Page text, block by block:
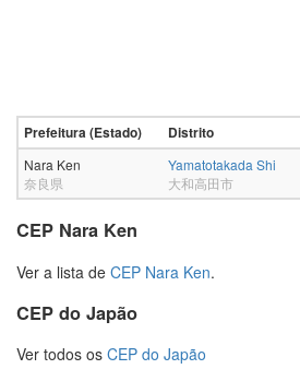
Prefeitura (Estado) Distrito
Nara Ken
奈良県
Yamatotakada Shi
大和高田市
CEP Nara Ken
Ver a lista de CEP Nara Ken.
CEP do Japão
Ver todos os CEP do Japão